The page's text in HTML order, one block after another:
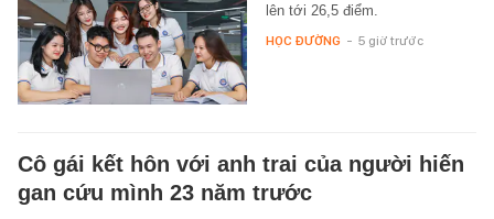
lên tới 26,5 điểm.
HỌC ĐƯỜNG - 5 giờ trước
Cô gái kết hôn với anh trai của người hiến
gan cứu mình 23 năm trước